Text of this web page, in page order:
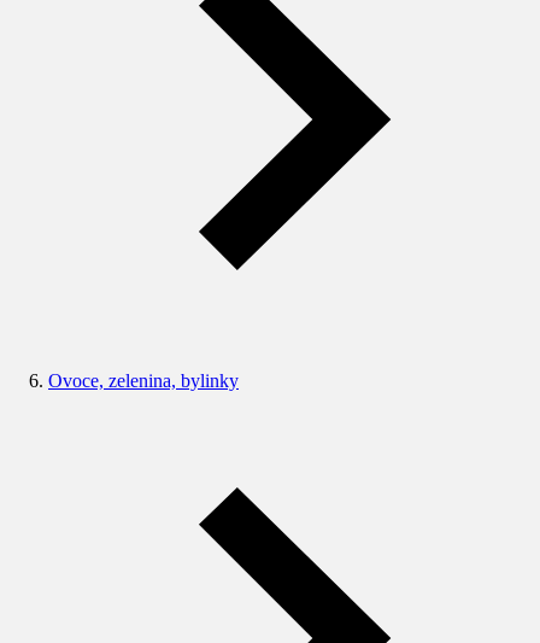
Ovoce, zelenina, bylinky